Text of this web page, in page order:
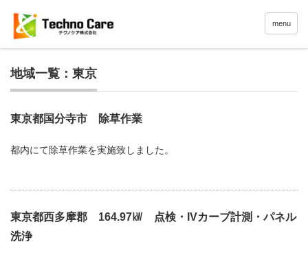
menu
地域一覧：東京
東京都国分寺市 除草作業
都内にて除草作業を実施致しました。
東京都西多摩郡 164.97㎾ 点検・IVカーブ計測・パネル
洗浄